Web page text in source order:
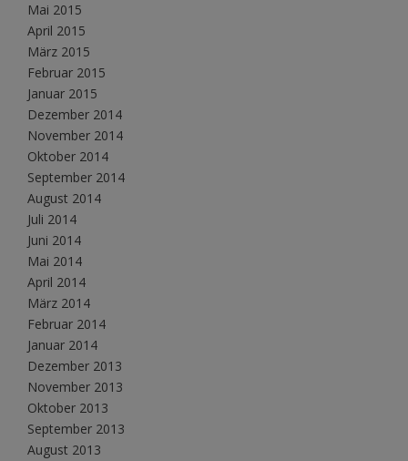
Mai 2015
April 2015
März 2015
Februar 2015
Januar 2015
Dezember 2014
November 2014
Oktober 2014
September 2014
August 2014
Juli 2014
Juni 2014
Mai 2014
April 2014
März 2014
Februar 2014
Januar 2014
Dezember 2013
November 2013
Oktober 2013
September 2013
August 2013